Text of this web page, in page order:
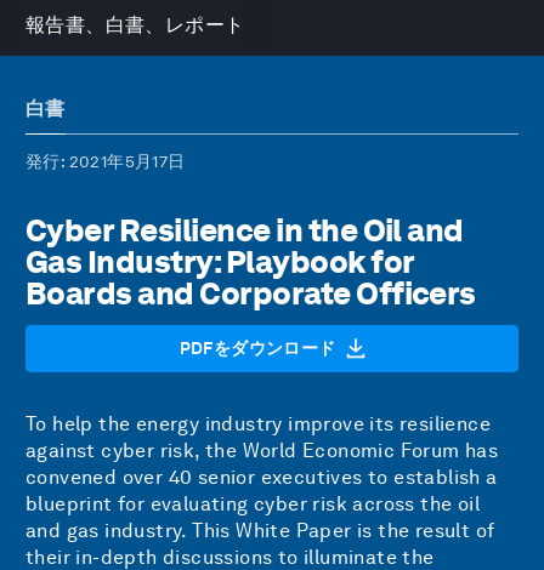
報告書、白書、レポート
白書
発行: 2021年5月17日
Cyber Resilience in the Oil and
Gas Industry: Playbook for
Boards and Corporate Officers
PDFをダウンロード
To help the energy industry improve its resilience
against cyber risk, the World Economic Forum has
convened over 40 senior executives to establish a
blueprint for evaluating cyber risk across the oil
and gas industry. This White Paper is the result of
their in-depth discussions to illuminate the